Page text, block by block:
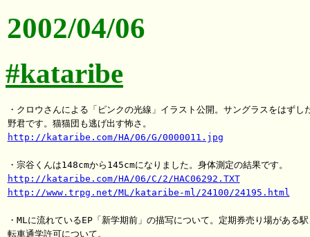
2002/04/06
#kataribe
・クロウさんによる「ピンクの光線」イラスト公開。サングラスをはずし
http://kataribe.com/HA/06/G/0000011.jpg
http://kataribe.com/HA/06/C/2/HAC06292.TXT
http://www.trpg.net/ML/kataribe-ml/24100/24195.html
・MLに流れているEP「新学期前」の描写について。定期券売り場がある